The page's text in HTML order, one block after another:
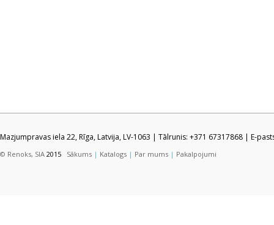
Mazjumpravas iela 22, Rīga, Latvija, LV-1063 | Tālrunis: +371 67317868 | E-
© Renoks, SIA 2015 Sākums | Katalogs | Par mums | Pakalpojumi